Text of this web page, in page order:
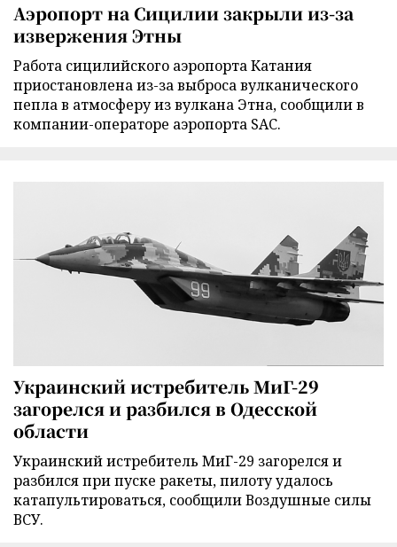
Аэропорт на Сицилии закрыли из-за
извержения Этны
Работа сицилийского аэропорта Катания
приостановлена из-за выброса вулканического
пепла в атмосферу из вулкана Этна, сообщили в
компании-операторе аэропорта SAC.
Украинский истребитель МиГ-29
загорелся и разбился в Одесской
области
Украинский истребитель МиГ-29 загорелся и
разбился при пуске ракеты, пилоту удалось
катапультироваться, сообщили Воздушные силы
ВСУ.